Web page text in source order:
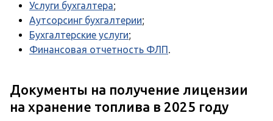
Услуги бухгалтера;
Аутсорсинг бухгалтерии;
Бухгалтерские услуги;
Финансовая отчетность ФЛП.
Документы на получение лицензии
на хранение топлива в 2025 году